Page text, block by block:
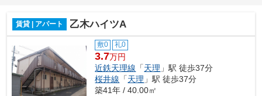
賃貸 | アパート 乙木ハイツA
敷0 礼0
3.7万円
近鉄天理線 「天理 」駅 徒歩37分
桜井線 「天理 」駅 徒歩37分
築41年 / 40.00㎡